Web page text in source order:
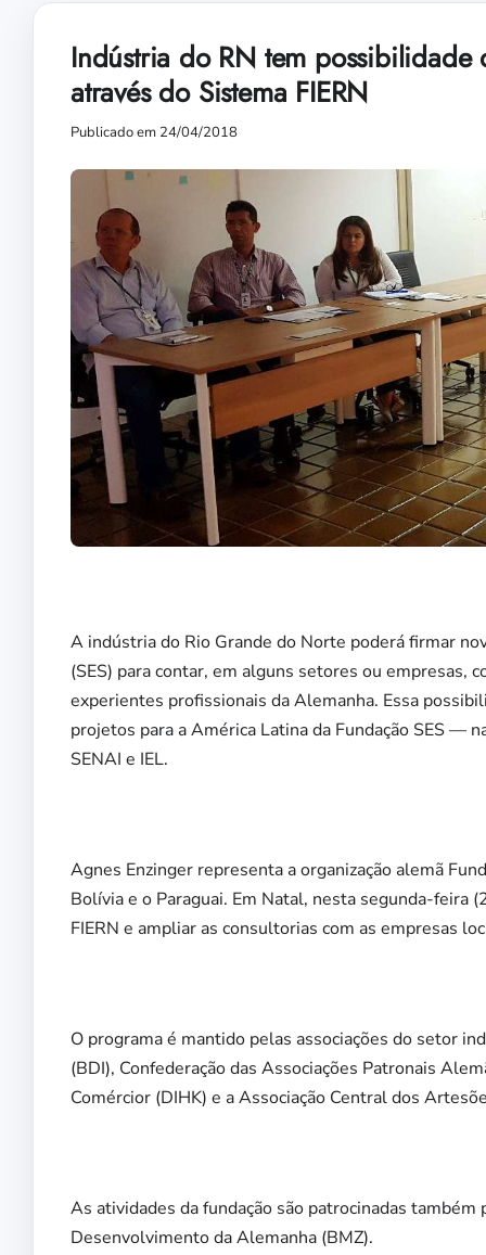
Indústria do RN tem possibilidade
através do Sistema FIERN
Publicado em 24/04/2018
A indústria do Rio Grande do Norte poderá firmar
(SES) para contar, em alguns setores ou empresas,
experientes profissionais da Alemanha. Essa
projetos para a América Latina da Fundação SES —
SENAI e IEL.
Agnes Enzinger representa a organização alemã
Bolívia e o Paraguai. Em Natal, nesta segunda-feira
FIERN e ampliar as consultorias com as empresas
O programa é mantido pelas associações do setor
(BDI), Confederação das Associações Patronais
Comércior (DIHK) e a Associação Central dos
As atividades da fundação são patrocinadas
Desenvolvimento da Alemanha (BMZ).